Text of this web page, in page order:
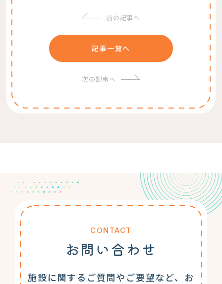
前の記事へ
記事一覧へ
次の記事へ
CONTACT
お問い合わせ
施設に関するご質問やご要望など、お